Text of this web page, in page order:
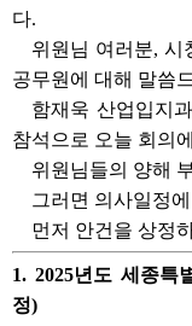
다.
위원님 여러분, 시
공무원에 대해 말씀
함재욱 산업입지
참석으로 오늘 회의
위원님들의 양해
그러면 의사일정
먼저 안건을 상정
1. 2025년도 세종특
정)